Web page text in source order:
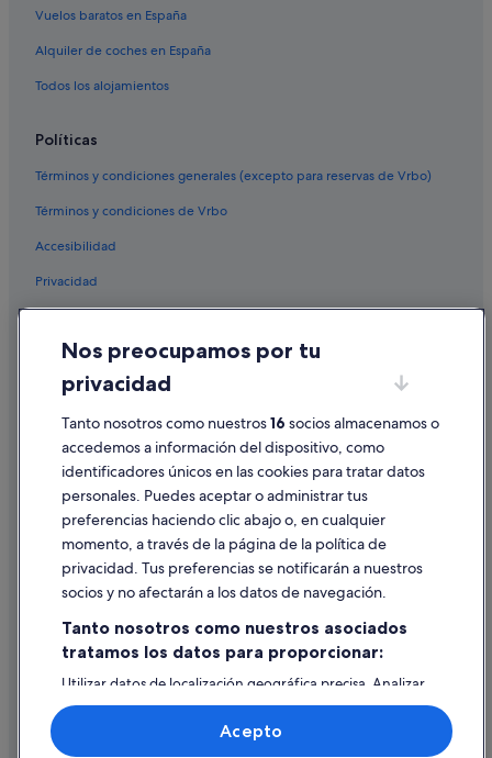
Hoteles con wifi en Cerro-Amate
Apartamentos en Estación de San Bernardo
Sevilla hoteles
Nh Hotels en Nervión
Distrito Sur hoteles
Hoteles cerca de Hospital Universitario Virgen del Rocío
Provincia de Sevilla hoteles
Hoteles de 4 estrellas en Distrito Sur
Hoteles de 3 estrellas en Triana
Hoteles de aventura en Nervión
Husa hoteles en Nervión
Vuelos baratos en España
Alquiler de coches en España
Todos los alojamientos
Políticas
Términos y condiciones generales (excepto para reservas de Vrbo)
Términos y condiciones de Vrbo
Accesibilidad
Privacidad
Condiciones de uso
Información legal/contacto
Pautas sobre el contenido y cómo denunciar contenido
Ayuda
Cancelar un vuelo
Cancelar una reserva de hotel o de un alquiler vacacional
Utilizar un cupón de Expedia
Documentos para viajes internacionales
Nos preocupamos por tu
privacidad
Tanto nosotros como nuestros16 socios almacenamos o
accedemos a información del dispositivo, como
identificadores únicos en las cookies para tratar datos
personales. Puedes aceptar o administrar tus
preferencias haciendo clic abajo o, en cualquier
momento, a través de la página de la política de
privacidad. Tus preferencias se notificarán a nuestros
socios y no afectarán a los datos de navegación.
Tanto nosotros como nuestros asociados
tratamos los datos para proporcionar:
Utilizar datos de localización geográfica precisa. Analizar
activamente las características del dispositivo para su
identificación. Almacenar la información en un dispositivo
y/o acceder a ella. Publicidad y contenido personalizados,
Acepto